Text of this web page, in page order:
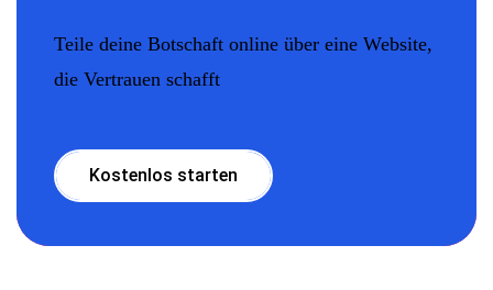
Teile deine Botschaft online über eine Website,
die Vertrauen schafft
Kostenlos starten